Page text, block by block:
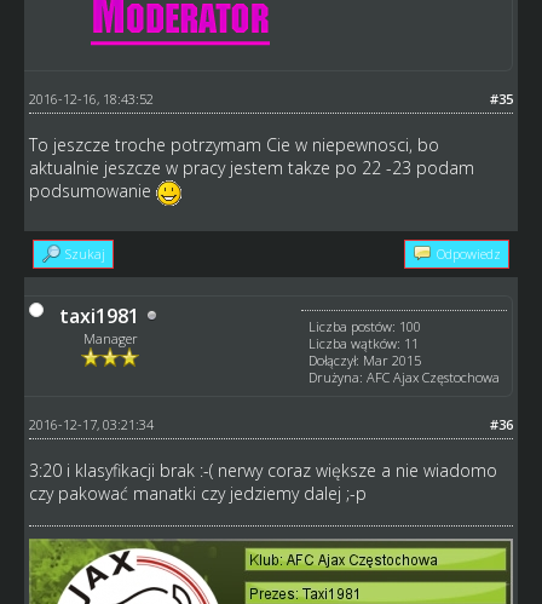
#35
2016-12-16, 18:43:52
To jeszcze troche potrzymam Cie w niepewnosci, bo
aktualnie jeszcze w pracy jestem takze po 22 -23 podam
podsumowanie
Szukaj Odpowiedz
taxi1981
Manager
Liczba postów: 100
Liczba wątków: 11
Dołączył: Mar 2015
Drużyna: AFC Ajax Częstochowa
#36
2016-12-17, 03:21:34
3:20 i klasyfikacji brak :-( nerwy coraz większe a nie wiadomo
czy pakować manatki czy jedziemy dalej ;-p